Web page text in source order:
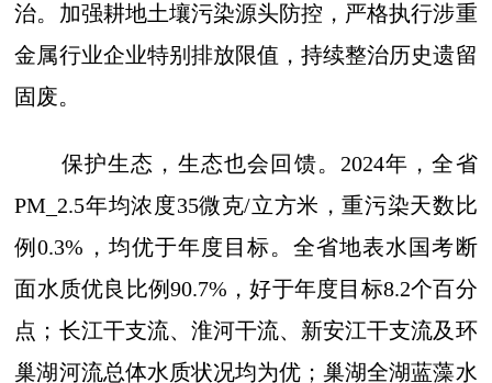
治。加强耕地土壤污染源头防控，严格执行涉重
金属行业企业特别排放限值，持续整治历史遗留
固废。
保护生态，生态也会回馈。2024年，全省
PM_2.5年均浓度35微克/立方米，重污染天数比
例0.3%，均优于年度目标。全省地表水国考断
面水质优良比例90.7%，好于年度目标8.2个百分
点；长江干支流、淮河干流、新安江干支流及环
巢湖河流总体水质状况均为优；巢湖全湖蓝藻水